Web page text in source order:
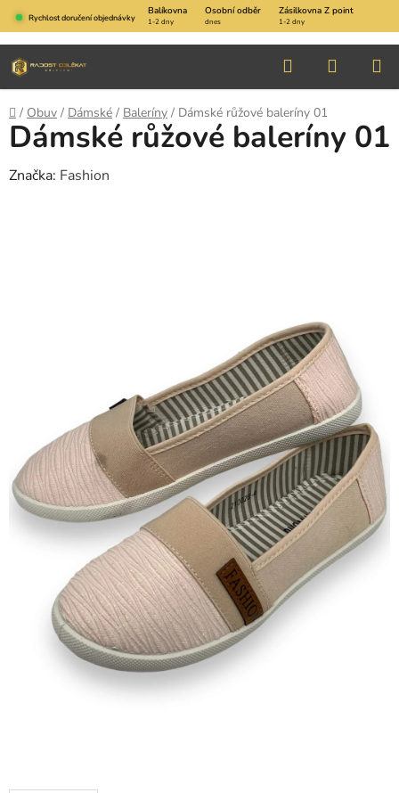
Přejít
na
obsah
Rychlost doručení objednávky
Balíkovna Osobní odběr Zásilkovna Z point
1-2 dny dnes 1-2 dny
Hledat
KOŠÍK
Domů
/ Obuv / Dámské / Baleríny / Dámské růžové baleríny 01
Dámské růžové baleríny 01
Značka: Fashion